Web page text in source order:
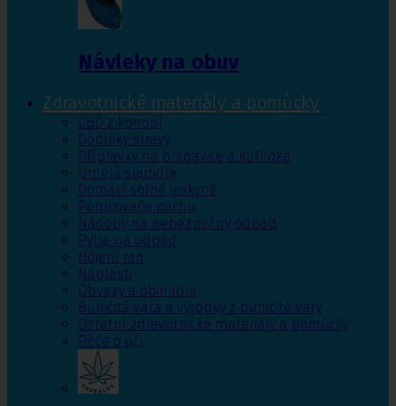
Návleky na obuv
Zdravotnické materiály a pomůcky
CBD z konopí
Doplňky stravy
Přípravky na bradavice a kuří oka
Umělá sladidla
Domácí solné jeskyně
Pohlcovače pachu
Nádoby na nebezpečný odpad
Pytle na odpad
Hojení ran
Náplasti
Obvazy a obinadla
Buničitá vata a výrobky z buničité vaty
Ostatní zdravotnické materiály a pomůcky
Péče o oči